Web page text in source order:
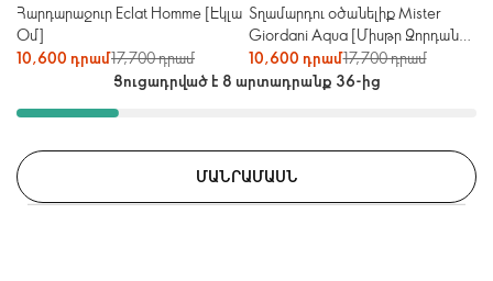
Հարդարաջուր Eclat Homme [Էկլա
Օմ]
10,600 դրամ17,700 դրամ
Տղամարդու օծանելիք Mister
Giordani Aqua [Միսթր Ջորդանի
ակվա]
10,600 դրամ17,700 դրամ
Ցուցադրված է 8 արտադրանք 36-ից
ՄԱՆՐԱՄԱՍՆ